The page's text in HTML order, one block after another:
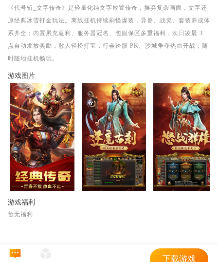
《代号斩_文字传奇》是轻量化纯文字放置传奇，摒弃复杂画面，文字还
原经典冰雪打金玩法。离线挂机持续刷怪爆装，异兽、战灵、套装养成体
系齐全；内置累充返利、服务器冠名、包服保区多重福利，次日凌晨 3
点自动发放奖励，散人轻松打宝，行会跨服 PK、沙城争夺热血开战，随
时随地挂机畅玩。
游戏图片
游戏福利
暂无福利
下载游戏